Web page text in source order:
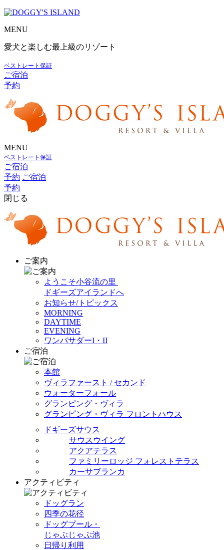
MENU
愛犬と楽しむ最上級のリゾート
ベストレート保証
ご宿泊
予約
MENU
ベストレート保証
ご宿泊
予約 ご宿泊
予約
閉じる
ご案内
ようこそ小谷流の里
ドギーズアイランドへ
お知らせ/トピックス
MORNING
DAYTIME
EVENING
ワンバサダーI・II
ご宿泊
本館
ヴィラファースト / セカンド
ウォーターフォール
グランピング・ヴィラ
グランピング・ヴィラ フロントハウス
ドギーズサウス
サウスウイング
アクアテラス
ファミリーロッジ フォレストテラス
カーサブランカ
アクティビティ
ドッグラン
四季の花径
ドッグプール・
じゃぶじゃぶ池
日帰り利用